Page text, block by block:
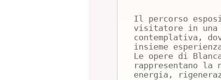
Il percorso
visitatore in una
contemplativa,
insieme
Le opere di
rappresentano la
energia,